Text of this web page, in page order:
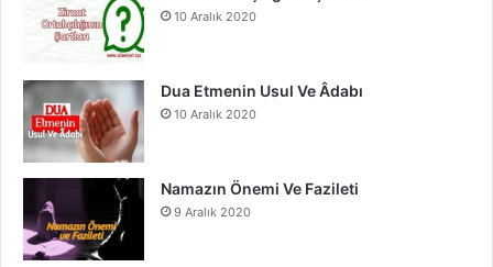
10 Aralık 2020
Dua Etmenin Usul Ve Âdabı
10 Aralık 2020
Namazın Önemi Ve Fazileti
9 Aralık 2020